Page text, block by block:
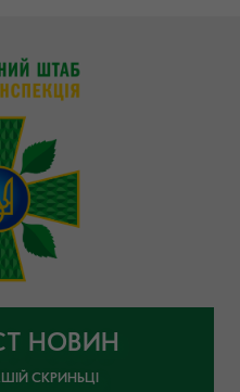
НОВИН
СКРИНЬЦІ